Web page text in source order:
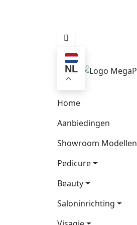
NL
Home
Aanbiedingen
Showroom Modellen
Pedicure
Beauty
Saloninrichting